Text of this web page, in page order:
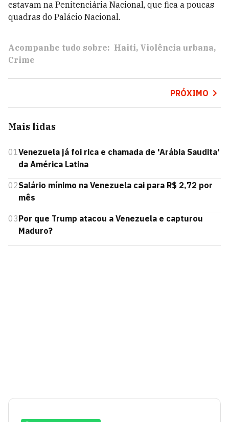
estavam na Penitenciária Nacional, que fica a poucas
quadras do Palácio Nacional.
Acompanhe tudo sobre: Haiti Violência urbana
Crime
PRÓXIMO
Mais lidas
01 Venezuela já foi rica e chamada de 'Arábia Saudita'
da América Latina
02Salário mínimo na Venezuela cai para R$ 2,72 por
mês
03Por que Trump atacou a Venezuela e capturou
Maduro?